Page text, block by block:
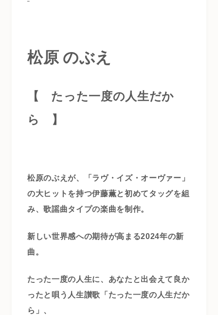
松原 のぶえ
【 たった一度の人生だか
ら
】
松原のぶえが、「ラヴ・イズ・オーヴァー」
の大ヒットを持つ伊藤薫と初めてタッグを組
み、歌謡曲タイプの楽曲を制作。
新しい世界感への期待が高まる2024年の新
曲。
たった一度の人生に、あなたと出会えて良か
ったと唄う人生讃歌「たった一度の人生だか
ら」、